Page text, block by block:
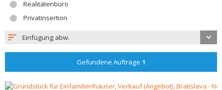
Realitätenbüro
Privatinsertion
Einfügung abw.
Gefundene Aufträge 1